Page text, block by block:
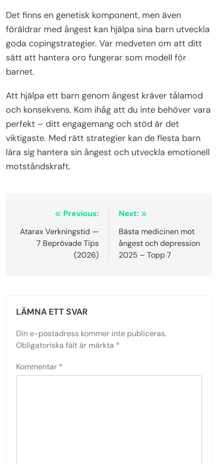
Det finns en genetisk komponent, men även
föräldrar med ångest kan hjälpa sina barn utveckla
goda copingstrategier. Var medveten om att ditt
sätt att hantera oro fungerar som modell för
barnet.
Att hjälpa ett barn genom ångest kräver tålamod
och konsekvens. Kom ihåg att du inte behöver vara
perfekt – ditt engagemang och stöd är det
viktigaste. Med rätt strategier kan de flesta barn
lära sig hantera sin ångest och utveckla emotionell
motståndskraft.
Inläggsnavigering
Previous:
Atarax Verkningstid —
7 Beprövade Tips
(2026)
Next:
Bästa medicinen mot
ångest och depression
2025 – Topp 7
LÄMNA ETT SVAR
Din e-postadress kommer inte publiceras.
Obligatoriska fält är märkta *
Kommentar *